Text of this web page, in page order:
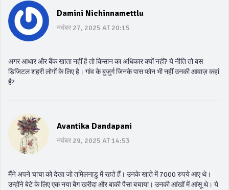
Damini Nichinnamettlu
नवंबर 27, 2025 AT 20:15
अगर आधार और बैंक खाता नहीं है तो किसान का अधिकार क्यों नहीं? ये नीति तो बस
डिजिटल शहरी लोगों के लिए है। गांव के बुजुर्ग जिनके पास फोन भी नहीं उनकी आवाज़ कहां
है?
Avantika Dandapani
नवंबर 29, 2025 AT 14:53
मैंने अपने चाचा को देखा जो तमिलनाडु में रहते हैं। उनके खाते में 7000 रुपये आए थे।
उन्होंने बेटे के लिए एक नया बैग खरीदा और बाकी पैसा बचाया। उनकी आंखों में आंसू थे। ये